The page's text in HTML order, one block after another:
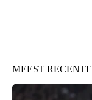
MEEST RECENTE